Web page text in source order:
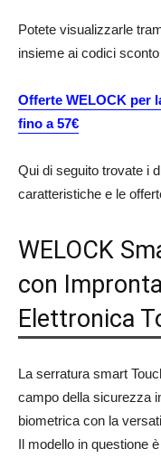
Potete visualizzarle
insieme ai codici
Offerte WELOCK per
fino a 57€
Qui di seguito trovate i
caratteristiche e le
WELOCK
con
Elettronica
La serratura smart
campo della sicurezza
biometrica con la
Il modello in questione